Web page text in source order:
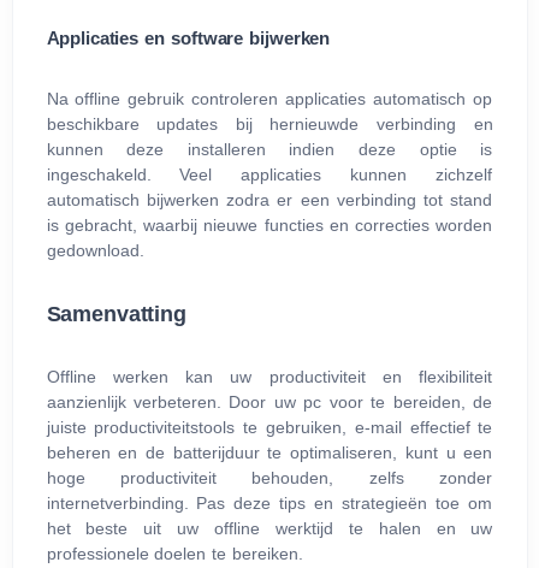
Applicaties en software bijwerken
Na offline gebruik controleren applicaties automatisch op
beschikbare updates bij hernieuwde verbinding en
kunnen deze installeren indien deze optie is
ingeschakeld. Veel applicaties kunnen zichzelf
automatisch bijwerken zodra er een verbinding tot stand
is gebracht, waarbij nieuwe functies en correcties worden
gedownload.
Samenvatting
Offline werken kan uw productiviteit en flexibiliteit
aanzienlijk verbeteren. Door uw pc voor te bereiden, de
juiste productiviteitstools te gebruiken, e‑mail effectief te
beheren en de batterijduur te optimaliseren, kunt u een
hoge productiviteit behouden, zelfs zonder
internetverbinding. Pas deze tips en strategieën toe om
het beste uit uw offline werktijd te halen en uw
professionele doelen te bereiken.